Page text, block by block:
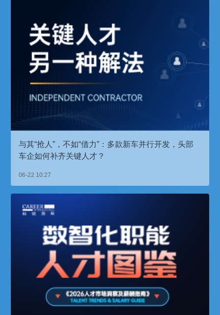
与其“抢人”，不如“借力”：多款新车并行开发，头部
车企如何补齐关键人才？
06-22 10:27